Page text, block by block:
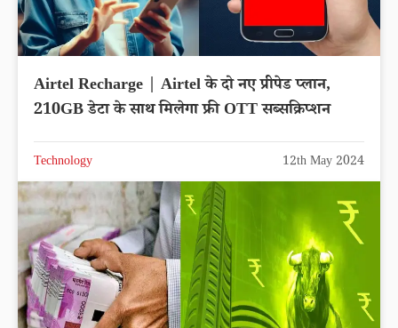
Airtel Recharge | Airtel के दो नए प्रीपेड प्लान,
210GB डेटा के साथ मिलेगा फ्री OTT सब्सक्रिप्शन
Technology 12th May 2024